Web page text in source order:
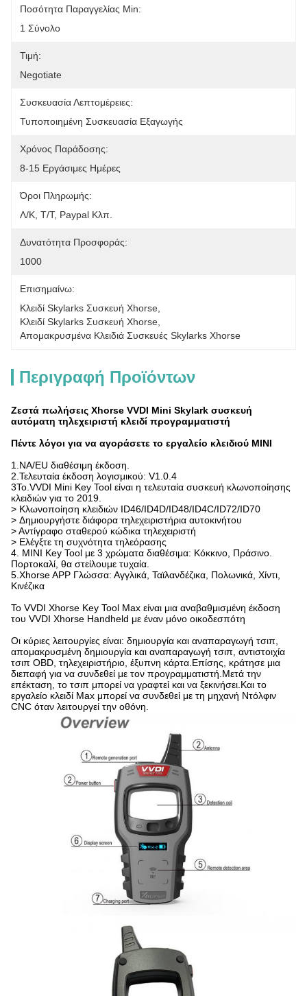
Ποσότητα Παραγγελίας Min:
1 Σύνολο
Τιμή:
Negotiate
Συσκευασία Λεπτομέρειες:
Τυποποιημένη Συσκευασία Εξαγωγής
Χρόνος Παράδοσης:
8-15 Εργάσιμες Ημέρες
Όροι Πληρωμής:
Λ/Κ, T/T, Paypal Κλπ.
Δυνατότητα Προσφοράς:
1000
Επισημαίνω:
Κλειδί Skylarks Συσκευή Xhorse
Κλειδί Skylarks Συσκευή Xhorse
Απομακρυσμένα Κλειδιά Συσκευές Skylarks Xhorse
Περιγραφή Προϊόντων
Ζεστά πωλήσεις Xhorse VVDI Mini Skylark συσκευή
αυτόματη τηλεχειριστή κλειδί προγραμματιστή
Πέντε λόγοι για να αγοράσετε το εργαλείο κλειδιού MINI
1.NA/EU διαθέσιμη έκδοση.
2.Τελευταία έκδοση λογισμικού: V1.0.4
3Το.VVDI Mini Key Tool είναι η τελευταία συσκευή κλωνοποίησης
κλειδιών για το 2019.
> Κλωνοποίηση κλειδιών ID46/ID4D/ID48/ID4C/ID72/ID70
> Δημιουργήστε διάφορα τηλεχειριστήρια αυτοκινήτου
> Αντίγραφο σταθερού κώδικα τηλεχειριστή
> Ελέγξτε τη συχνότητα τηλεόρασης
4. MINI Key Tool με 3 χρώματα διαθέσιμα: Κόκκινο, Πράσινο.
Πορτοκαλί, θα στείλουμε τυχαία.
5.Xhorse APP Γλώσσα: Αγγλικά, Ταϊλανδέζικα, Πολωνικά, Χίντι,
Κινέζικα
Το VVDI Xhorse Key Tool Max είναι μια αναβαθμισμένη έκδοση
του VVDI Xhorse Handheld με έναν μόνο οικοδεσπότη
Οι κύριες λειτουργίες είναι: δημιουργία και αναπαραγωγή τσιπ,
απομακρυσμένη δημιουργία και αναπαραγωγή τσιπ, αντιστοιχία
τσιπ OBD, τηλεχειριστήριο, έξυπνη κάρτα.Επίσης, κράτησε μια
διεπαφή για να συνδεθεί με τον προγραμματιστή.Μετά την
επέκταση, το τσιπ μπορεί να γραφτεί και να ξεκινήσει.Και το
εργαλείο κλειδί Max μπορεί να συνδεθεί με τη μηχανή Ντόλφιν
CNC όταν λειτουργεί την οθόνη.